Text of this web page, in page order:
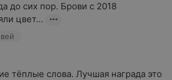
до сих пор. Брови с 2018
цвет...
тёплые слова. Лучшая награда это